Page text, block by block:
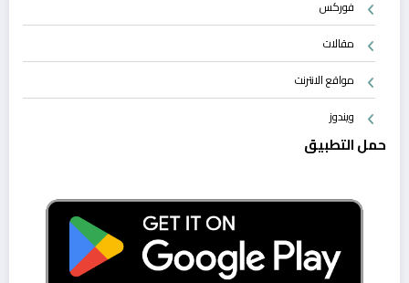
فوركس
مقالات
مواقع الانترنت
ويندوز
حمل التطبيق